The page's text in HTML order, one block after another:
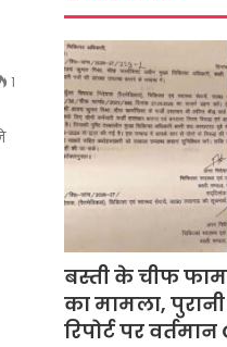
1
बस्ती के चीफ
का मामला,
रिपोर्ट पर वर्तमान